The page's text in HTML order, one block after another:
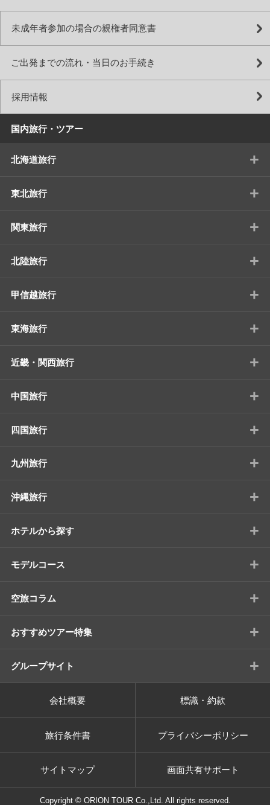
未成年者参加の場合の親権者同意書
ご出発までの流れ・当日のお手続き
採用情報
国内旅行・ツアー
北海道旅行 +
東北旅行 +
関東旅行 +
北陸旅行 +
甲信越旅行 +
東海旅行 +
近畿・関西旅行 +
中国旅行 +
四国旅行 +
九州旅行 +
沖縄旅行 +
ホテルから探す +
モデルコース +
空旅コラム +
おすすめツアー特集 +
グループサイト +
会社概要 標識・約款
旅行条件書 プライバシーポリシー
サイトマップ 画面共有サポート
Copyright © ORION TOUR Co.,Ltd. All rights reserved.